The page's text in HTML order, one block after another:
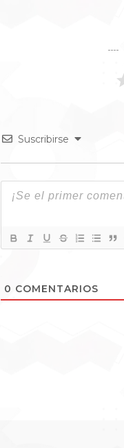
Suscribirse
0 COMENTARIOS